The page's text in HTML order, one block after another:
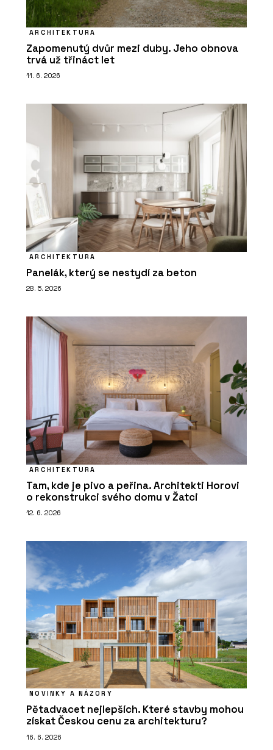
ARCHITEKTURA
Zapomenutý dvůr mezi duby. Jeho obnova
trvá už třináct let
11. 6. 2026
ARCHITEKTURA
Panelák, který se nestydí za beton
28. 5. 2026
ARCHITEKTURA
Tam, kde je pivo a peřina. Architekti Horovi
o rekonstrukci svého domu v Žatci
12. 6. 2026
NOVINKY A NÁZORY
Pětadvacet nejlepších. Které stavby mohou
získat Českou cenu za architekturu?
16. 6. 2026